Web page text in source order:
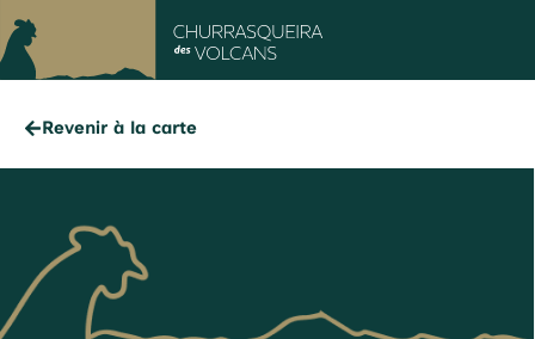
Revenir à la carte